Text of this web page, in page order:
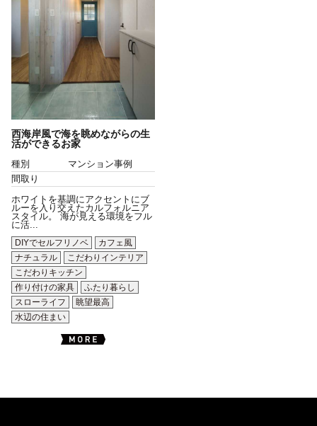
西海岸風で海を眺めながらの生
活ができるお家
種別
マンション事例
間取り
ホワイトを基調にアクセントにブ
ルーを入り交えたカルフォルニア
スタイル。 海が見える環境をフル
に活...
DIYでセルフリノベ
カフェ風
ナチュラル
こだわりインテリア
こだわりキッチン
作り付けの家具
ふたり暮らし
スローライフ
眺望最高
水辺の住まい